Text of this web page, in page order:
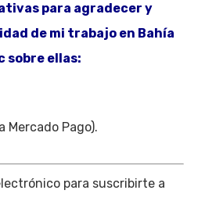
para agradecer y
de mi trabajo en Bahía
sobre ellas:
Mercado Pago).
para suscribirte a